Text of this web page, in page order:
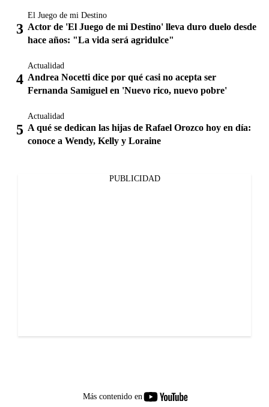
El Juego de mi Destino
Actor de 'El Juego de mi Destino' lleva duro duelo desde
hace años: "La vida será agridulce"
Actualidad
Andrea Nocetti dice por qué casi no acepta ser
Fernanda Samiguel en 'Nuevo rico, nuevo pobre'
Actualidad
A qué se dedican las hijas de Rafael Orozco hoy en día:
conoce a Wendy, Kelly y Loraine
PUBLICIDAD
Más contenido en
youtube-